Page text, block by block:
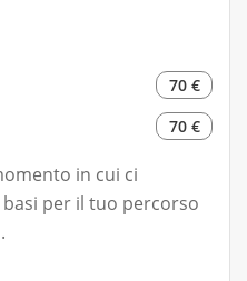
70 €
70 €
in cui ci
per il tuo percorso